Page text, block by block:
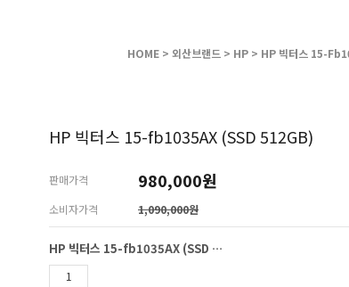
HOME > 외산브랜드 > HP > HP 빅터스 15-
HP 빅터스 15-fb1035AX (SSD 512GB)
판매가격 980,000원
소비자가격 1,090,000원
HP 빅터스 15-fb1035AX (SSD 512GB)